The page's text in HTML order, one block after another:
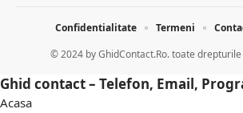
© 2024 byGhidContact.Ro. toate
Confidentialitate Termeni
Ghid contact – Telefon, Email,
Acasa